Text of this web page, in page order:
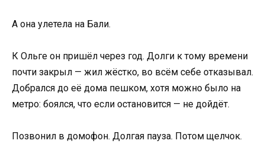
А она улетела на Бали.
К Ольге он пришёл через год. Долги к тому времени
почти закрыл — жил жёстко, во всём себе отказывал.
Добрался до её дома пешком, хотя можно было на
метро: боялся, что если остановится — не дойдёт.
Позвонил в домофон. Долгая пауза. Потом щелчок.